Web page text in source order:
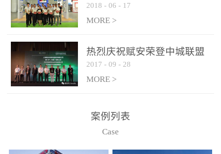
报早防的效果。 系统构
成示意图： 图像型火灾
和监控端两大部分组成。
两者之间通过以太网相
联，一台监控主机最多可
从监控主机上获取，最多
只能接6台，超过的需从现
慧消防新荣耀
2018 - 06 - 17
MORE >
热烈庆祝赋安荣登中城联盟
联合采购战略合作平台
2017 - 09 - 28
MORE >
案例列表
Case